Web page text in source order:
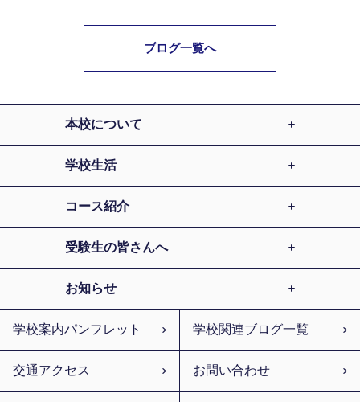
ブログ一覧へ
本校について
学校生活
コース紹介
受験生の皆さんへ
お知らせ
学校案内パンフレット 学校関連ブログ一覧
交通アクセス お問い合わせ